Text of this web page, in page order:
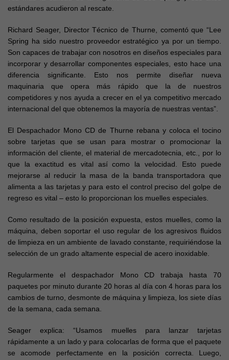
estándares acudieron al rescate.
Richard Seager, Director Técnico de Thurne, comentó que “Lee
Spring ha sido nuestro proveedor estratégico ya por un tiempo.
Son capaces de trabajar con nosotros en diseños especiales para
incorporar y desarrollar componentes especiales, esto hace una
diferencia significante. Esto nos permite diseñar nueva
maquinaria que opera más rápido que la de nuestros
competidores y nos ayuda a crecer en el ya competitivo mercado
internacional del que obtenemos la mayoría de nuestras ventas”.
El Despachador Mono CD de Thurne rebana y coloca el tocino
sobre tarjetas que se usan para mostrar o promocionar la
información del cliente, el material de mercadotecnia, etc., por lo
que la exactitud es vital así como la velocidad. Esto puede
mejorarse al reducir la masa de la banda transportadora que
alimenta a las tarjetas y para esto el control preciso del golpe de
regreso es vital – esto lo proporcionan los muelles especiales.
Como resultado de la posición expuesta, estos muelles, como la
máquina, deben soportar el uso regular de los agresivos fluidos
de limpieza en un ambiente de lavado constante, requiriéndose la
selección de un grado altamente especial de acero inoxidable.
Regularmente el despachador Mono CD trabaja hasta 70
paquetes por minuto durante 20 horas al día con 4 horas para los
cambios de turno, desmonte de máquina y limpieza, los siete días
de la semana, cada semana.
Seager explica: “Usamos muelles para lanzar tarjetas
rápidamente a un lado y para colocarlas de forma que el paquete
se acomode perfectamente en la posición correcta. Luego,